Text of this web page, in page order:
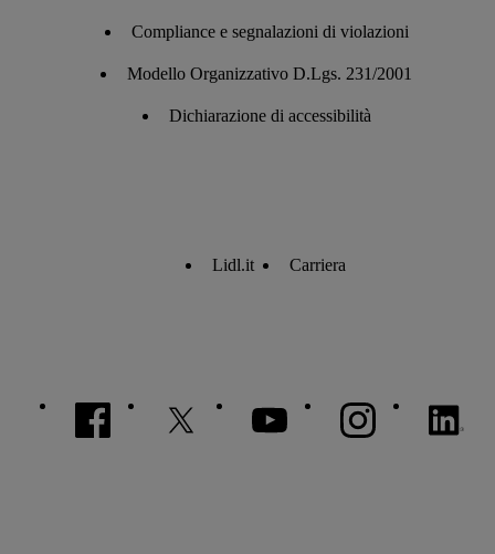
Compliance e segnalazioni di violazioni
Modello Organizzativo D.Lgs. 231/2001
Dichiarazione di accessibilità
Lidl.it Carriera